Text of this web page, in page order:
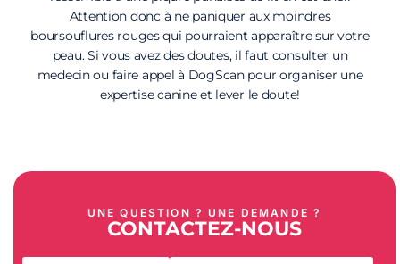
Attention donc à ne paniquer aux moindres
boursouflures rouges qui pourraient apparaître sur votre
peau. Si vous avez des doutes, il faut consulter un
medecin ou faire appel à DogScan pour organiser une
expertise canine et lever le doute!
UNE QUESTION ? UNE DEMANDE ?
CONTACTEZ-NOUS